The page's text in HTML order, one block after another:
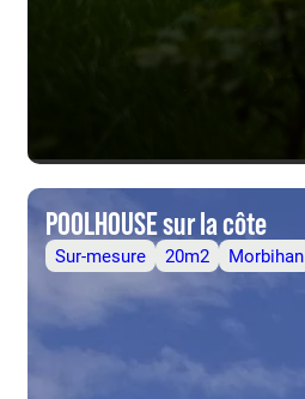
POOLHOUSE sur la côte
Sur-mesure 20m2 Morbihan